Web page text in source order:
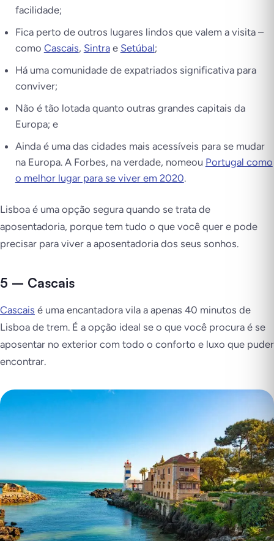
facilidade;
Fica perto de outros lugares lindos que valem a visita –
como Cascais, Sintrae Setúbal;
Há uma comunidade de expatriados significativa para
conviver;
Não é tão lotada quanto outras grandes capitais da
Europa; e
Ainda é uma das cidades mais acessíveis para se mudar
na Europa. A Forbes, na verdade, nomeou Portugal como
o melhor lugar para se viver em 2020.
Lisboa é uma opção segura quando se trata de
aposentadoria, porque tem tudo o que você quer e pode
precisar para viver a aposentadoria dos seus sonhos.
5 – Cascais
Cascais é uma encantadora vila a apenas 40 minutos de
Lisboa de trem. É a opção ideal se o que você procura é se
aposentar no exterior com todo o conforto e luxo que puder
encontrar.